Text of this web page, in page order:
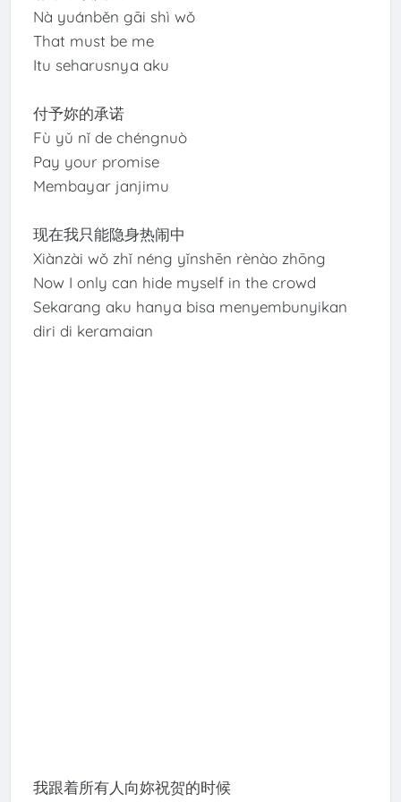
Nà yuánběn gāi shì wǒ
That must be me
Itu seharusnya aku
付予妳的承诺
Fù yǔ nǐ de chéngnuò
Pay your promise
Membayar janjimu
现在我只能隐身热闹中
Xiànzài wǒ zhǐ néng yǐnshēn rènào zhōng
Now I only can hide myself in the crowd
Sekarang aku hanya bisa menyembunyikan
diri di keramaian
我跟着所有人向妳祝贺的时候